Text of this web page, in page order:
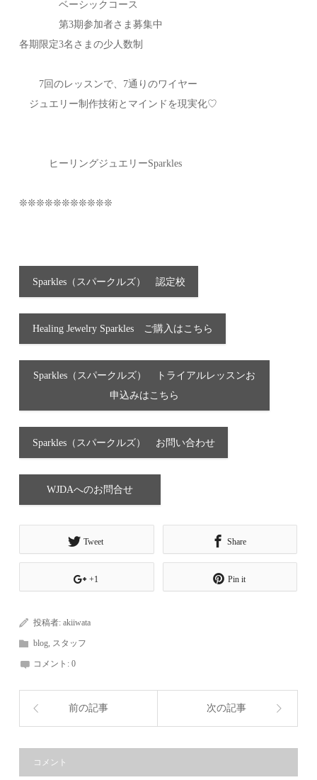
ベーシックコース
第3期参加者さま募集中
各期限定3名さまの少人数制
7回のレッスンで、7通りのワイヤー
ジュエリー制作技術とマインドを現実化♡
ヒーリングジュエリーSparkles
❊❊❊❊❊❊❊❊❊❊❊
Sparkles（スパークルズ） 認定校
Healing Jewelry Sparkles ご購入はこちら
Sparkles（スパークルズ） トライアルレッスンお
申込みはこちら
Sparkles（スパークルズ） お問い合わせ
WJDAへのお問合せ
Tweet Share
+1 Pin it
投稿者:akiiwata
blog, スタッフ
コメント:0
前の記事 次の記事
コメント